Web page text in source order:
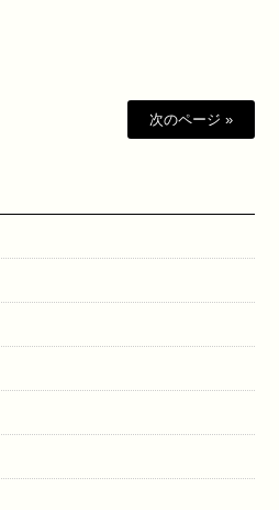
次のページ »